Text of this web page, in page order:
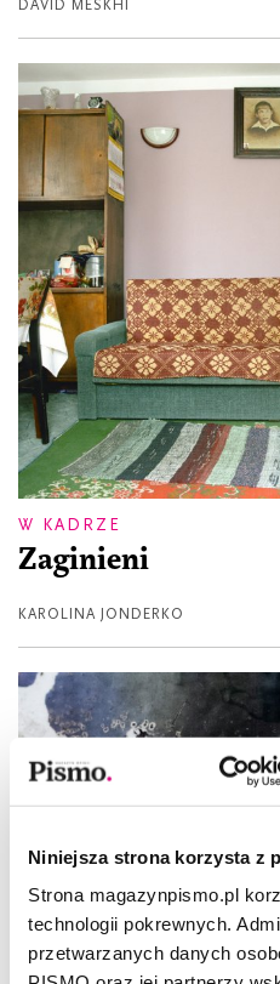
Niniejsza strona korzysta z
Strona magazynpismo.pl
technologii pokrewnych.
przetwarzanych danych
DAVID MESKHI
W KADRZE
Zaginieni
KAROLINA JONDERKO